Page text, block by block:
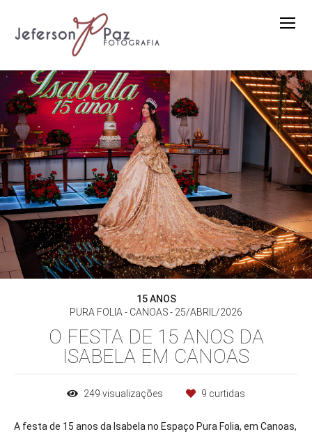
15 ANOS
PURA FOLIA - CANOAS
25/ABRIL/2026
O FESTA DE 15 ANOS DA
ISABELA EM CANOAS
249 visualizações 9 curtidas
A festa de 15 anos da Isabela no Espaço Pura Folia, em Canoas,